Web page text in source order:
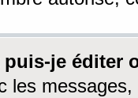
puis-je éditer
les